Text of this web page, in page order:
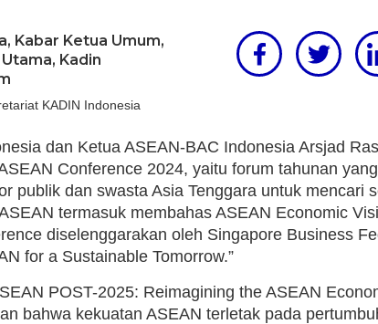
, Kabar Ketua Umum,
, Kadin
KADIN Indonesia
dan Ketua ASEAN-BAC Indonesia Arsjad
Conference 2024, yaitu forum tahunan
publik dan swasta Asia Tenggara untuk mencari
termasuk membahas ASEAN Economic
diselenggarakan oleh Singapore Business
for a Sustainable Tomorrow.”
POST-2025: Reimagining the ASEAN
bahwa kekuatan ASEAN terletak pada